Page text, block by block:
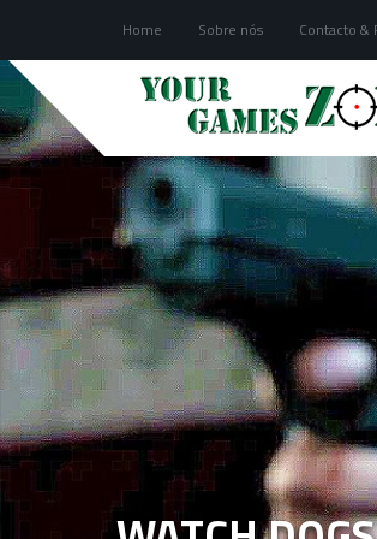
Home Sobre nós Contacto &